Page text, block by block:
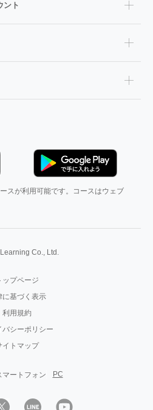
ント
スが利用可能です。コースはウェブ
Co., Ltd.
ップページ
に基づく表示
利用規約
バシーポリシー
イトマップ
マートフォン PC